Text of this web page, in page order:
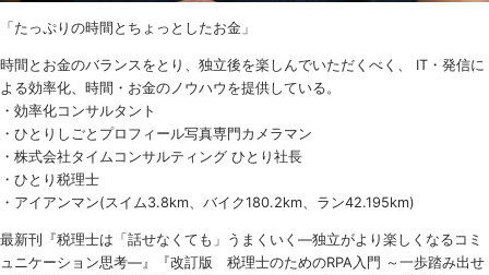
「たっぷりの時間とちょっとしたお金」
時間とお金のバランスをとり、独立後を楽しんでいただくべく、 IT・発信に
よる効率化、時間・お金のノウハウを提供している。
・効率化コンサルタント
・ひとりしごとプロフィール写真専門カメラマン
・株式会社タイムコンサルティング ひとり社長
・ひとり税理士
・アイアンマン(スイム3.8km、バイク180.2km、ラン42.195km)
最新刊『税理士は「話せなくても」うまくいく ―独立がより楽しくなるコミ
ュニケーション思考―』『改訂版 税理士のためのRPA 入門 ～一歩踏み出せ